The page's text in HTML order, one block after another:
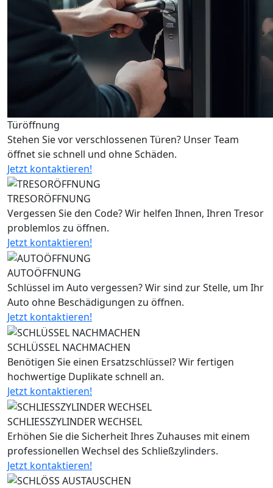
Türöffnung
Stehen Sie vor verschlossenen Türen? Unser Team
öffnet sie schnell und ohne Schäden.
Jetzt kontaktieren!
TRESORÖFFNUNG
Vergessen Sie den Code? Wir helfen Ihnen, Ihren Tresor
problemlos zu öffnen.
Jetzt kontaktieren!
AUTOÖFFNUNG
Schlüssel im Auto vergessen? Wir sind zur Stelle, um Ihr
Auto ohne Beschädigungen zu öffnen.
Jetzt kontaktieren!
SCHLÜSSEL NACHMACHEN
Benötigen Sie einen Ersatzschlüssel? Wir fertigen
hochwertige Duplikate schnell an.
Jetzt kontaktieren!
SCHLIESSZYLINDER WECHSEL
Erhöhen Sie die Sicherheit Ihres Zuhauses mit einem
professionellen Wechsel des Schließzylinders.
Jetzt kontaktieren!